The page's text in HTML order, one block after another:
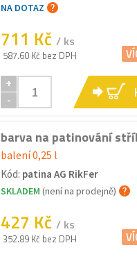
NA DOTAZ
711 Kč / ks
587.60 Kč bez DPH
+
-
barva na patinování
balení 0,25 l
Kód: patina AG RikFer
SKLADEM (není na prodejně)
427 Kč / ks
352.89 Kč bez DPH